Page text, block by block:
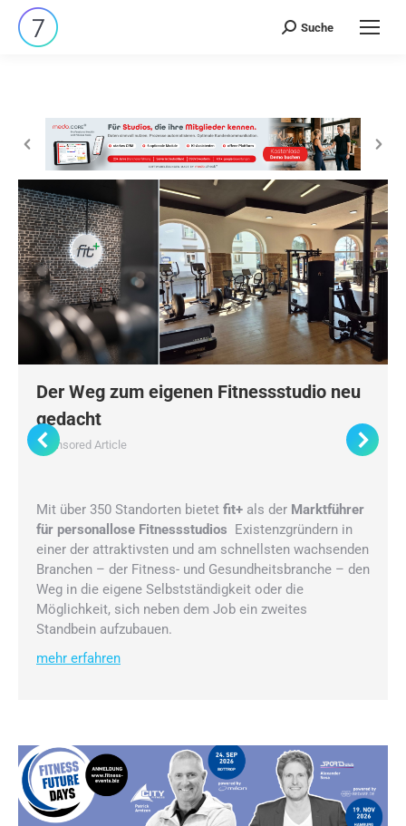
Search:
Suche
Der Weg zum eigenen Fitnessstudio neu
gedacht
Sponsored Article
Mit über 350 Standorten bietet fit+ als der Marktführer
für personallose Fitnessstudios Existenzgründern in
einer der attraktivsten und am schnellsten wachsenden
Branchen – der Fitness- und Gesundheitsbranche – den
Weg in die eigene Selbstständigkeit oder die
Möglichkeit, sich neben dem Job ein zweites
Standbein aufzubauen.
mehr erfahren